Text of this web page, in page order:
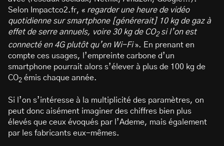
Selon Impactco2.fr, « regarder une heure de vidéo
quotidienne sur smartphone [générerait] 10 kg de gaz à
effet de serre annuels, voire 30 kg de CO2si l’on est
connecté en 4G plutôt qu’en Wi-Fi». En prenant en
compte ces usages, l’empreinte carbone d’un
smartphone pourrait alors s’élever à plus de 100 kg de
CO2 émis chaque année.
Si l’on s’intéresse à la multiplicité des paramètres, on
peut donc aisément imaginer des chiffres bien plus
élevés que ceux évoqués par l’Ademe, mais également
par les fabricants eux-mêmes.